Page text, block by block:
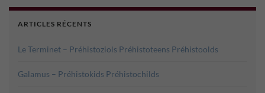
ARTICLES RÉCENTS
Le Terminet – Préhistoziols Préhistoteens Préhistoolds
Galamus – Préhistokids Préhistochilds